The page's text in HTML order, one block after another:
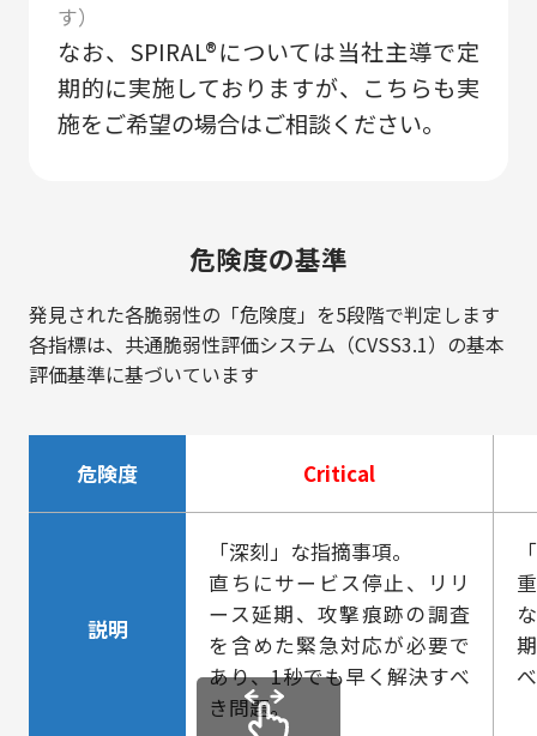
す）
なお、SPIRAL®については当社主導で定
期的に実施しておりますが、こちらも実
施をご希望の場合はご相談ください。
危険度の基準
発⾒された各脆弱性の「危険度」を5段階で判定します
各指標は、共通脆弱性評価システム（CVSS3.1） の基本
評価基準に基づいています
危険度 Critical
説明
「深刻」な指摘事項。
直ちにサービス停⽌、リリ
ース延期、攻撃痕跡の調査
を含めた緊急対応が必要で
あり、1秒でも早く解決すべ
き問題。